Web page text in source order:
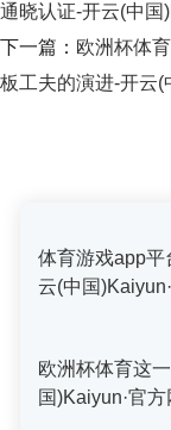
通晓认证-开云(中国
下一篇： 欧洲杯体
板工夫的演进-开云(
体育游戏app平
云(中国
欧洲杯体育这
国)Kaiyun·官